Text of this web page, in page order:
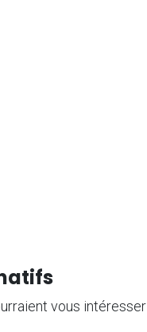
vous intéresser